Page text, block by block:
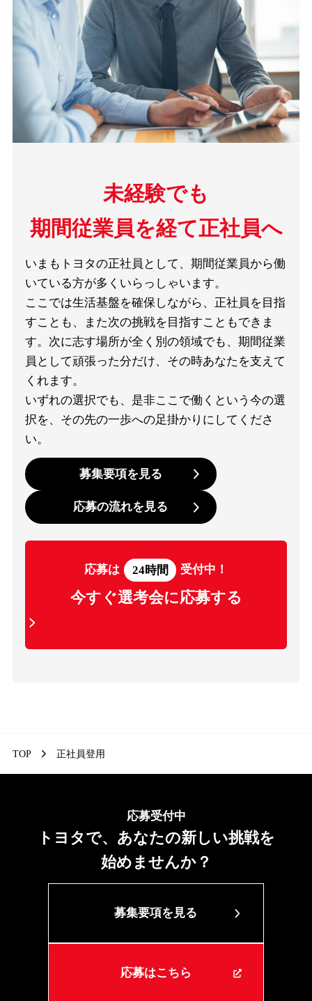
未経験でも
期間従業員を経て正社員へ
いまもトヨタの正社員として、期間従業員から働
いている方が多くいらっしゃいます。
ここでは生活基盤を確保しながら、正社員を目指
すことも、また次の挑戦を目指すこともできま
す。 次に志す場所が全く別の領域でも、期間従業
員として頑張った分だけ、その時あなたを支えて
くれます。
いずれの選択でも、是非ここで働くという今の選
択を、その先の一歩への足掛かりにしてくださ
い。
募集要項を見る
応募の流れを見る
応募は 24時間 受付中！
今すぐ選考会に応募する
TOP 正社員登用
応募受付中
トヨタで、あなたの新しい挑戦を
始めませんか？
募集要項を見る
応募はこちら